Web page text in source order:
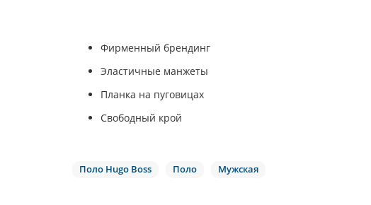
Фирменный брендинг
Эластичные манжеты
Планка на пуговицах
Свободный крой
Поло Hugo Boss Поло Мужская